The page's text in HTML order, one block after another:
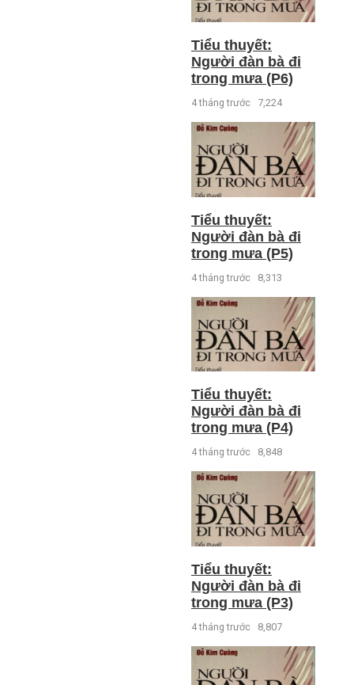
Tiểu thuyết:
Người đàn bà đi
trong mưa (P6)
4 tháng trước 7,224
Tiểu thuyết:
Người đàn bà đi
trong mưa (P5)
4 tháng trước 8,313
Tiểu thuyết:
Người đàn bà đi
trong mưa (P4)
4 tháng trước 8,848
Tiểu thuyết:
Người đàn bà đi
trong mưa (P3)
4 tháng trước 8,807